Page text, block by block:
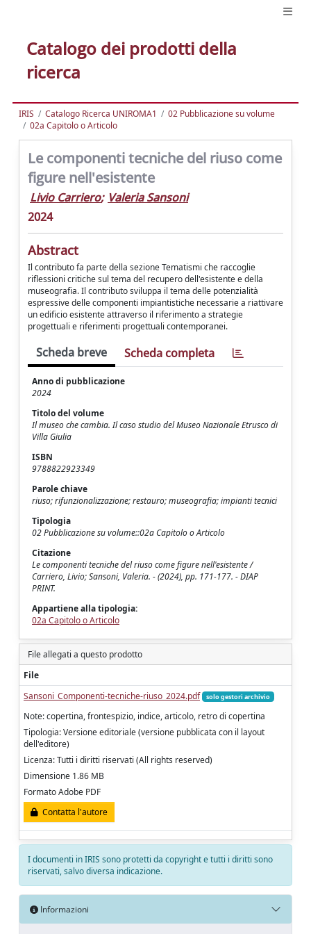
Catalogo dei prodotti della
ricerca
IRIS Catalogo Ricerca UNIROMA1
02 Pubblicazione su volume
02a Capitolo o Articolo
Le componenti tecniche del riuso come
figure nell'esistente
Livio Carriero; Valeria Sansoni
2024
Abstract
Il contributo fa parte della sezione Tematismi che raccoglie
riflessioni critiche sul tema del recupero dell'esistente e della
museografia. Il contributo sviluppa il tema delle potenzialità
espressive delle componenti impiantistiche necessarie a riattivare
un edificio esistente attraverso il riferimento a strategie
progettuali e riferimenti progettuali contemporanei.
Scheda breve Scheda completa
Anno di pubblicazione
2024
Titolo del volume
Il museo che cambia. Il caso studio del Museo Nazionale Etrusco di
Villa Giulia
ISBN
9788822923349
Parole chiave
riuso; rifunzionalizzazione; restauro; museografia; impianti tecnici
Tipologia
02 Pubblicazione su volume::02a Capitolo o Articolo
Citazione
Le componenti tecniche del riuso come figure nell'esistente /
Carriero, Livio; Sansoni, Valeria. - (2024), pp. 171-177. - DIAP
PRINT.
Appartiene alla tipologia:
02a Capitolo o Articolo
File allegati a questo prodotto
File
Sansoni_Componenti-tecniche-riuso_2024.pdf
solo gestori archivio
Note: copertina, frontespizio, indice, articolo, retro di copertina
Tipologia: Versione editoriale (versione pubblicata con il layout
dell'editore)
Licenza: Tutti i diritti riservati (All rights reserved)
Dimensione 1.86 MB
Formato Adobe PDF
Contatta l'autore
I documenti in IRIS sono protetti da copyright e tutti i diritti sono
riservati, salvo diversa indicazione.
Informazioni